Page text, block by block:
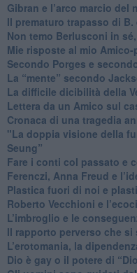
​Gibran e l’arco marcio del
​Il prematuro trapasso di B.
​Non temo Berlusconi in
​Mie risposte al mio
​Secondo Porges e
​La “mente” secondo
La difficile dicibilità della
​Lettera da un Amico sul
​Cronaca di una tragedia
"​La doppia visione della
Seung”
​Fare i conti col passato e
​Ferenczi, Anna Freud e
Plastica fuori di noi e
​Roberto Vecchioni e
​L’imbroglio e le
​Il rapporto perverso che
L’erotomania, la
​Dio è gay o il potere di